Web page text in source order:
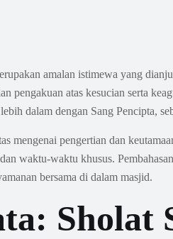
amalan istimewa yang
pengakuan atas kesucian serta
dalam dengan Sang Pencipta,
mengenai pengertian dan
waktu-waktu khusus.
bersama di dalam masjid.
Sholat